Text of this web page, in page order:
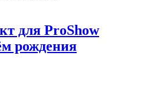
для ProShow
рождения